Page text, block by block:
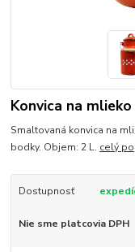
Konvica na
Smaltovaná konvica na
bodky. Objem: 2 L. celý
Dostupnosť
Nie sme platcovia DPH